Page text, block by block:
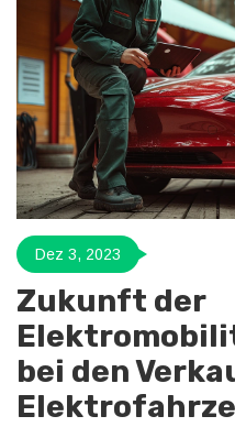
Außerdem betrachten wir
Versicherung und den
Dez 3, 2023
Zukunft der
bei den